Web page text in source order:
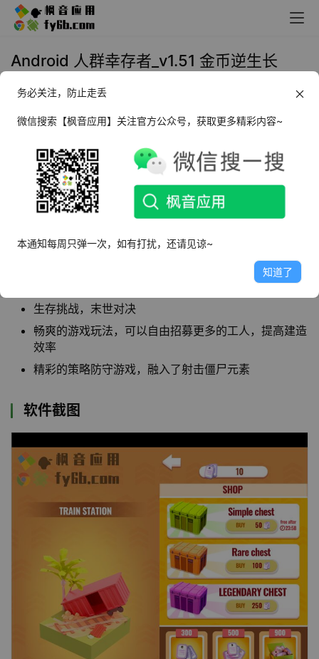
Android 人群幸存者_v1.51 金币逆生长
2022年7月21日 09:51
生存游戏，在游戏中玩家需要击退敌人，收集可
用资源，购买雇佣兵打造守卫军团，建立你的幸
存者基地，在末日废土上生存下去！
生存挑战，末世对决
畅爽的游戏玩法，可以自由招募更多的工人，提高建造
效率
精彩的策略防守游戏，融入了射击僵尸元素
软件截图
务必关注，防止走丢
微信搜索【枫音应用】关注官方公众号，获取更多精彩内容~
本通知每周只弹一次，如有打扰，还请见谅~
知道了